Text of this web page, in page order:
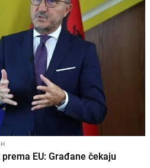
EU: Građane čekaju